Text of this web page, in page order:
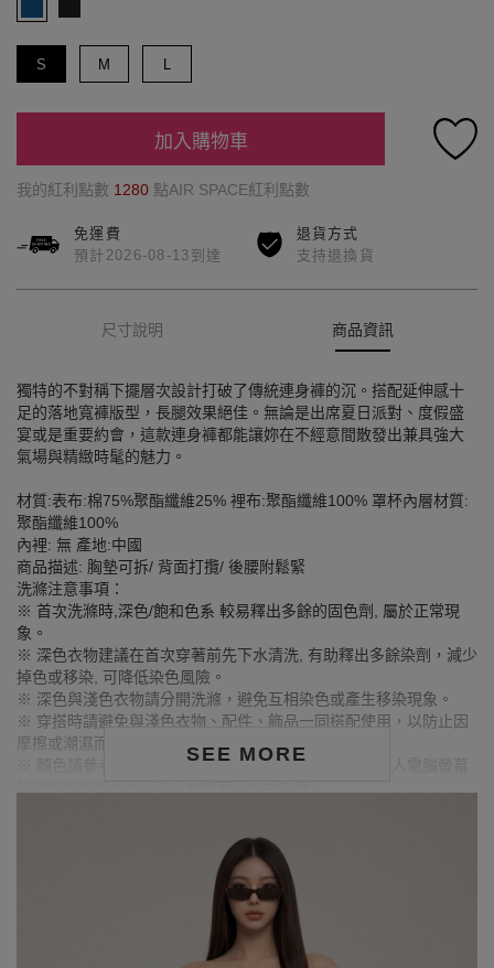
S M L
加入購物車
我的紅利點數 1280 點AIR SPACE紅利點數
免運費
預計2026-08-13到達
退貨方式
支持退換貨
尺寸說明 商品資訊
SEE MORE
獨特的不對稱下擺層次設計打破了傳統連身褲的沉。搭配延伸感十
足的落地寬褲版型，長腿效果絕佳。無論是出席夏日派對、度假盛
宴或是重要約會，這款連身褲都能讓妳在不經意間散發出兼具強大
氣場與精緻時髦的魅力。
材質:表布:棉75%聚酯纖維25% 裡布:聚酯纖維100% 罩杯內層材質:
聚酯纖維100%
內裡: 無 產地:中國
商品描述: 胸墊可拆/ 背面打攬/ 後腰附鬆緊
洗滌注意事項：
※ 首次洗滌時,深色/飽和色系 較易釋出多餘的固色劑, 屬於正常現
象。
※ 深色衣物建議在首次穿著前先下水清洗, 有助釋出多餘染劑，減少
掉色或移染, 可降低染色風險。
※ 深色與淺色衣物請分開洗滌，避免互相染色或產生移染現象。
※ 穿搭時請避免與淺色衣物、配件、飾品一同搭配使用，以防止因
摩擦或潮濕而導致染色。
※ 顏色請參考單品圖片較為接近，但因圖檔顏色會因個人電腦螢幕
身高164cm／胸圍Bust：73cm
腰圍Waist：59cm／臀圍hips：85cm